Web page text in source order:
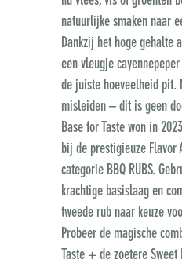
natuurlijke smaken naar
Dankzij het hoge gehalte
een vleugje
de juiste hoeveelheid pit.
misleiden – dit is geen
Base for Taste won in
bij de prestigieuze Flavor
categorie BBQ RUBS.
krachtige basislaag en
tweede rub naar keuze
Probeer de magische
Taste + de zoetere